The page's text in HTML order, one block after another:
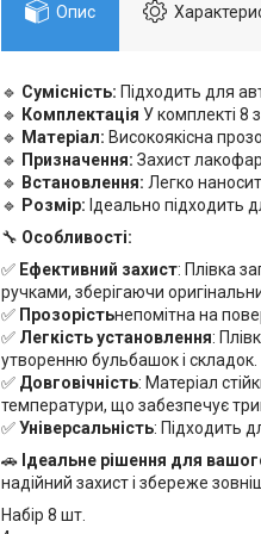
Опис
🔹 Сумісність: Підходить для
🔹 Комплектація У комплекті 8
🔹 Матеріал: Високоякісна
🔹 Призначення: Захист
🔹 Встановлення: Легко
🔹 Розмір: Ідеально підходить
🔧 Особливості:
✅ Ефективний захист: Плівка
ручками, зберігаючи
✅ Прозорістьнепомітна на
✅ Легкість установлення:
утворенню бульбашок і складок.
✅ Довговічність: Матеріал
температури, що забезпечує
✅Універсальність: Підходить
🚗 Ідеальне рішення для
надійний захист і збереже
Набір 8 шт.